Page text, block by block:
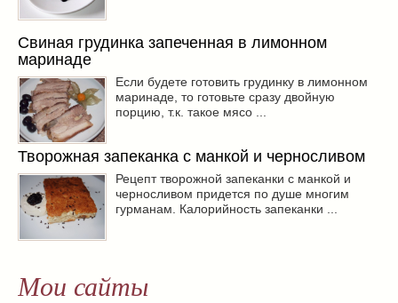
Свиная грудинка запеченная в лимонном
маринаде
Если будете готовить грудинку в лимонном
маринаде, то готовьте сразу двойную
порцию, т.к. такое мясо ...
Творожная запеканка с манкой и черносливом
Рецепт творожной запеканки с манкой и
черносливом придется по душе многим
гурманам. Калорийность запеканки ...
Мои сайты